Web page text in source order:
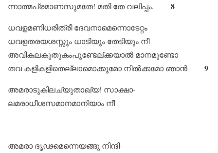
ന്നാത്മപ്രമാണസുമതേ! മതി തേ വലിപ്പം.
8
ധവളമണിധരിത്രീ ദേവനാമെന്നൊടേറ്റം
ധവളതരയശസ്സും ധാടിയും തേടിയും നീ
അവികലകുതുകംപൂണ്ടേല്ക്കയാൽ മാനമുണ്ടോ
തവ കളികളിതെല്ലാമൊക്കുമോ നിൽക്കമോ ഞാൻ
9
അമരാടുകിലച്യുതാഖ്യ! സാക്ഷാ-
ലമരാധീശസമാനമാനിയാം നീ
അമരാ ദൃഢമെന്നെയങ്ങു നിന്ദി-